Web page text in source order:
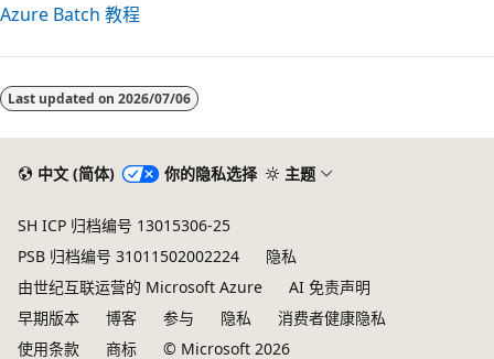
Azure Batch 教程
Last updated on 2026/07/06
中文 (简体) 你的隐私选择 主题
SH ICP 归档编号 13015306-25
PSB 归档编号 31011502002224
隐私
由世纪互联运营的 Microsoft Azure
AI 免责声明
早期版本
博客 参与 隐私
消费者健康隐私
使用条款
商标 © Microsoft 2026